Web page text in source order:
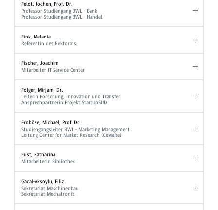
Feldt, Jochen, Prof. Dr.
Professor Studiengang BWL - Bank
Professor Studiengang BWL - Handel
Fink, Melanie
Referentin des Rektorats
Fischer, Joachim
Mitarbeiter IT Service-Center
Folger, Mirjam, Dr.
Leiterin Forschung, Innovation und Transfer
Ansprechpartnerin Projekt StartUpSÜD
Froböse, Michael, Prof. Dr.
Studiengangsleiter BWL - Marketing Management
Leitung Center for Market Research (CeMaRe)
Fust, Katharina
Mitarbeiterin Bibliothek
Gacal-Aksoylu, Filiz
Sekretariat Maschinenbau
Sekretariat Mechatronik